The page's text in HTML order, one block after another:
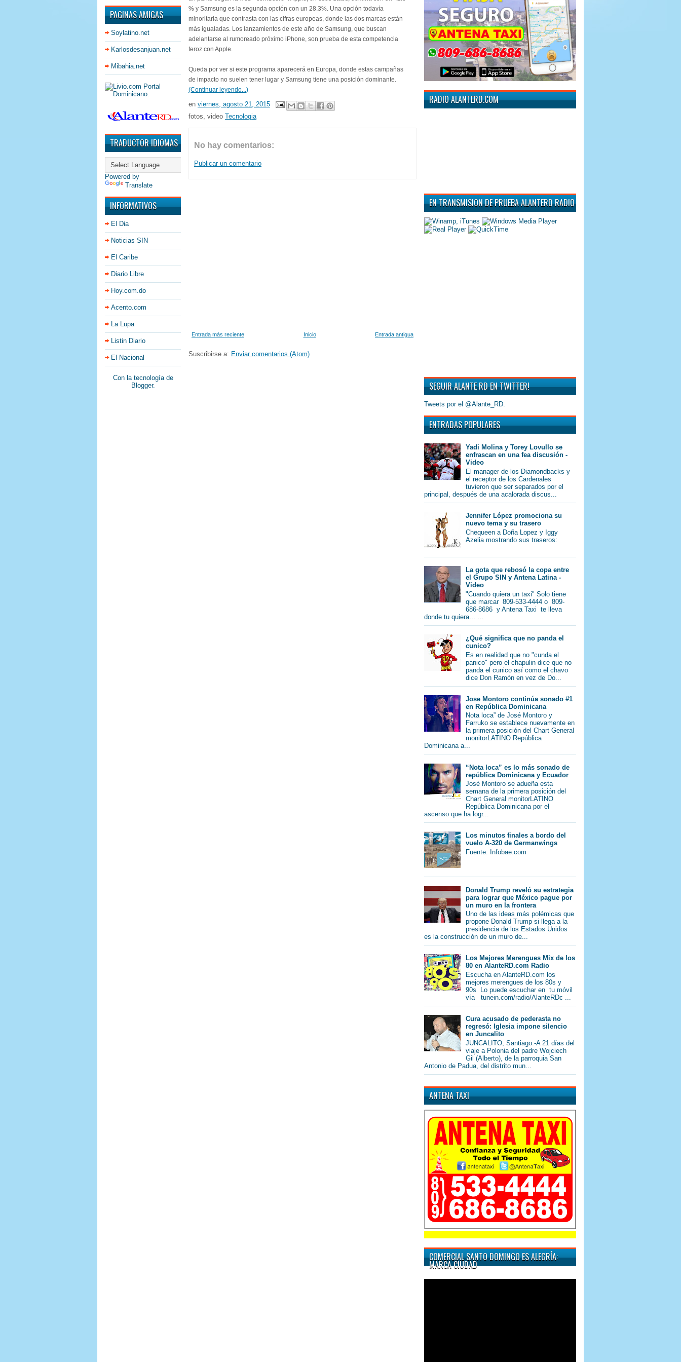
PAGINAS AMIGAS
Soylatino.net
Karlosdesanjuan.net
Mibahia.net
TRADUCTOR IDIOMAS
Powered by
Translate
INFORMATIVOS
El Dia
Noticias SIN
El Caribe
Diario Libre
Hoy.com.do
Acento.com
La Lupa
Listin Diario
El Nacional
Con la tecnología de
Blogger.
% y Samsung es la segunda opción con un 28.3%. Una opción todavía
minoritaria que contrasta con las cifras europeas, donde las dos marcas están
más igualadas. Los lanzamientos de este año de Samsung, que buscan
adelantarse al rumoreado próximo iPhone, son prueba de esta competencia
feroz con Apple.
Queda por ver si este programa aparecerá en Europa, donde estas campañas
de impacto no suelen tener lugar y Samsung tiene una posición dominante.
(Continuar leyendo...)
en viernes, agosto 21, 2015
fotos, video Tecnologia
No hay comentarios:
Publicar un comentario
Entrada más reciente Entrada antigua
Inicio
Suscribirse a: Enviar comentarios (Atom)
RADIO ALANTERD.COM
EN TRANSMISION DE PRUEBA ALANTERD RADIO
SEGUIR ALANTE RD EN TWITTER!
Tweets por el @Alante_RD.
ENTRADAS POPULARES
Yadi Molina y Torey Lovullo se
enfrascan en una fea discusión -
Video
El manager de los Diamondbacks y
el receptor de los Cardenales
tuvieron que ser separados por el
principal, después de una acalorada discus...
Jennifer López promociona su
nuevo tema y su trasero
Chequeen a Doña Lopez y Iggy
Azelia mostrando sus traseros:
La gota que rebosó la copa entre
el Grupo SIN y Antena Latina -
Video
"Cuando quiera un taxi" Solo tiene
que marcar 809-533-4444 o 809-
686-8686 y Antena Taxi te lleva
donde tu quiera... ...
¿Qué significa que no panda el
cunico?
Es en realidad que no "cunda el
panico" pero el chapulin dice que no
panda el cunico así como el chavo
dice Don Ramón en vez de Do...
Jose Montoro continúa sonado #1
en República Dominicana
Nota loca” de José Montoro y
Farruko se establece nuevamente en
la primera posición del Chart General
monitorLATINO República
Dominicana a...
“Nota loca” es lo más sonado de
república Dominicana y Ecuador
José Montoro se adueña esta
semana de la primera posición del
Chart General monitorLATINO
República Dominicana por el
ascenso que ha logr...
Los minutos finales a bordo del
vuelo A-320 de Germanwings
Fuente: Infobae.com
Donald Trump reveló su estrategia
para lograr que México pague por
un muro en la frontera
Uno de las ideas más polémicas que
propone Donald Trump si llega a la
presidencia de los Estados Unidos
es la construcción de un muro de...
Los Mejores Merengues Mix de los
80 en AlanteRD.com Radio
Escucha en AlanteRD.com los
mejores merengues de los 80s y
90s Lo puede escuchar en tu móvil
vía tunein.com/radio/AlanteRDc ...
Cura acusado de pederasta no
regresó: Iglesia impone silencio
en Juncalito
JUNCALITO, Santiago.-A 21 días del
viaje a Polonia del padre Wojciech
Gil (Alberto), de la parroquia San
Antonio de Padua, del distrito mun...
ANTENA TAXI
COMERCIAL SANTO DOMINGO ES ALEGRÍA:
MARCA CIUDAD